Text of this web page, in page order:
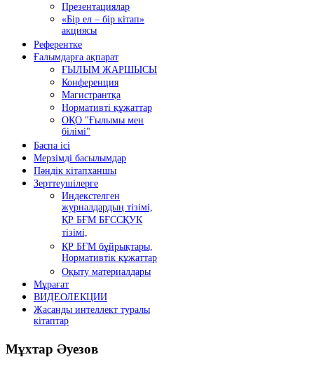
Презентациялар
«Бір ел – бір кітап»
акциясы
Референтке
Ғалымдарға ақпарат
ҒЫЛЫМ ЖАРШЫСЫ
Конференция
Магистрантқа
Нормативті құжаттар
ОҚО "Ғылымы мен
білімі"
Баспа ісі
Мерзімді басылымдар
Пәндік кітапханшы
Зерттеушілерге
Индекстелген
журналдардың тізімі,
ҚР БҒМ БҒССҚУК
тізімі,
ҚР БҒМ бұйрықтары,
Нормативтік құжаттар
Оқыту материалдары
Мұрағат
ВИДЕОЛЕКЦИИ
Жасанды интеллект туралы
кітаптар
Мұхтар Әуезов